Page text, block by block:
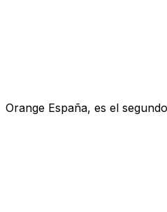
Orange España, es el